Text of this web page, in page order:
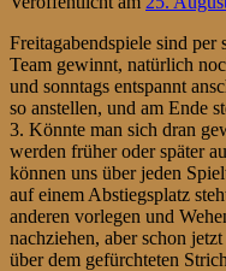
Freitagabendspiele sind per
Team gewinnt, natürlich
und sonntags entspannt
so anstellen, und am Ende
3. Könnte man sich dran
werden früher oder später
können uns über jeden
auf einem Abstiegsplatz
anderen vorlegen und
nachziehen, aber schon
über dem gefürchteten